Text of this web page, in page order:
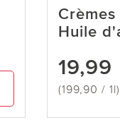
Huile
19,99
(199,90 / 1l)